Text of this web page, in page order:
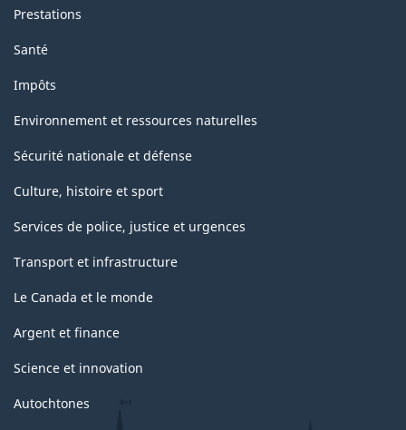
Prestations
Santé
Impôts
Environnement et ressources naturelles
Sécurité nationale et défense
Culture, histoire et sport
Services de police, justice et urgences
Transport et infrastructure
Le Canada et le monde
Argent et finance
Science et innovation
Autochtones